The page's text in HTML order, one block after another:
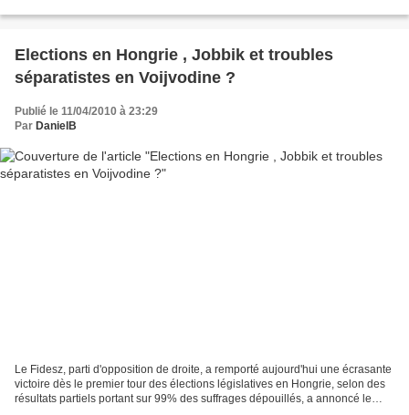
Elections en Hongrie , Jobbik et troubles
séparatistes en Voijvodine ?
Publié le 11/04/2010 à 23:29
Par DanielB
Le Fidesz, parti d'opposition de droite, a remporté aujourd'hui une écrasante
victoire dès le premier tour des élections législatives en Hongrie, selon des
résultats partiels portant sur 99% des suffrages dépouillés, a annoncé le